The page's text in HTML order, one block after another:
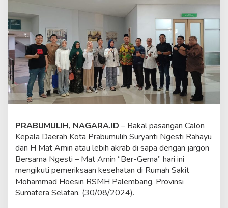
a
e
j
u
m
a
C
o
n
K
e
p
l
a
PRABUMULIH, NAGARA.ID – Bakal pasangan Calon
Kepala Daerah Kota Prabumulih Suryanti Ngesti Rahayu
dan H Mat Amin atau lebih akrab di sapa dengan jargon
Bersama Ngesti – Mat Amin “Ber-Gema” hari ini
mengikuti pemeriksaan kesehatan di Rumah Sakit
Mohammad Hoesin RSMH Palembang, Provinsi
Sumatera Selatan, (30/08/2024).